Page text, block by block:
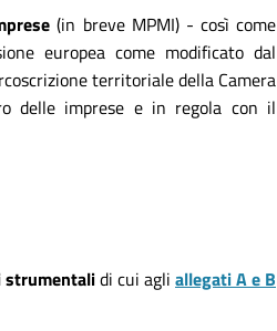
(in breve MPMI) - così come
europea come modificato dal
territoriale della Camera
delle imprese e in regola con il
strumentalidi cui agli allegati A e B